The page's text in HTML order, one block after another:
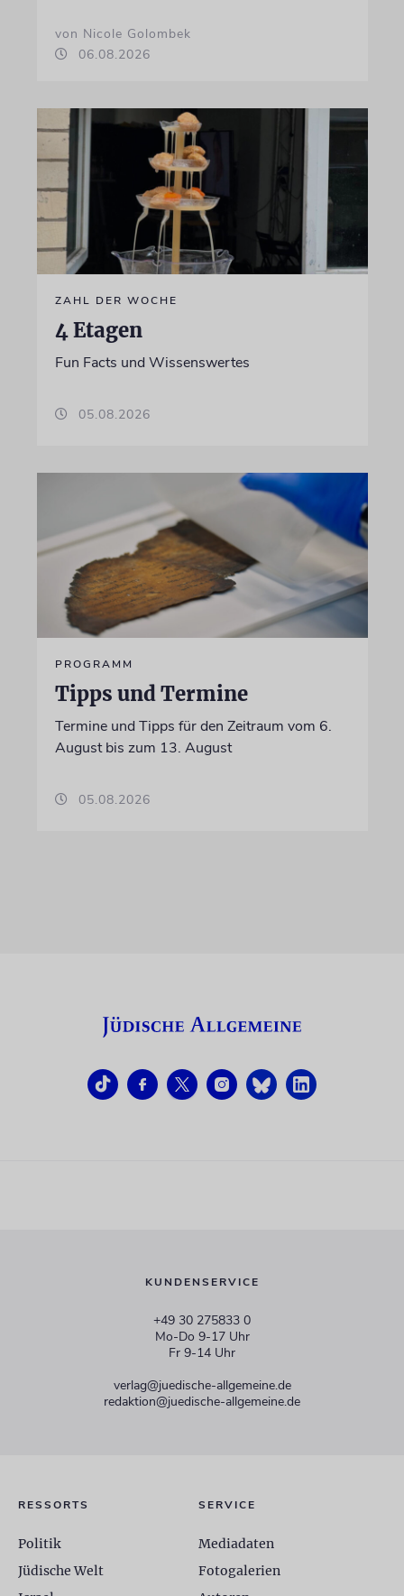
von Nicole Golombek
06.08.2026
ZAHL DER WOCHE
4 Etagen
Fun Facts und Wissenswertes
05.08.2026
PROGRAMM
Tipps und Termine
Termine und Tipps für den Zeitraum vom 6.
August bis zum 13. August
05.08.2026
KUNDENSERVICE
+49 30 275833 0
Mo-Do 9-17 Uhr
Fr 9-14 Uhr
verlag@juedische-allgemeine.de
redaktion@juedische-allgemeine.de
RESSORTS
Politik
Jüdische Welt
SERVICE
Mediadaten
Fotogalerien